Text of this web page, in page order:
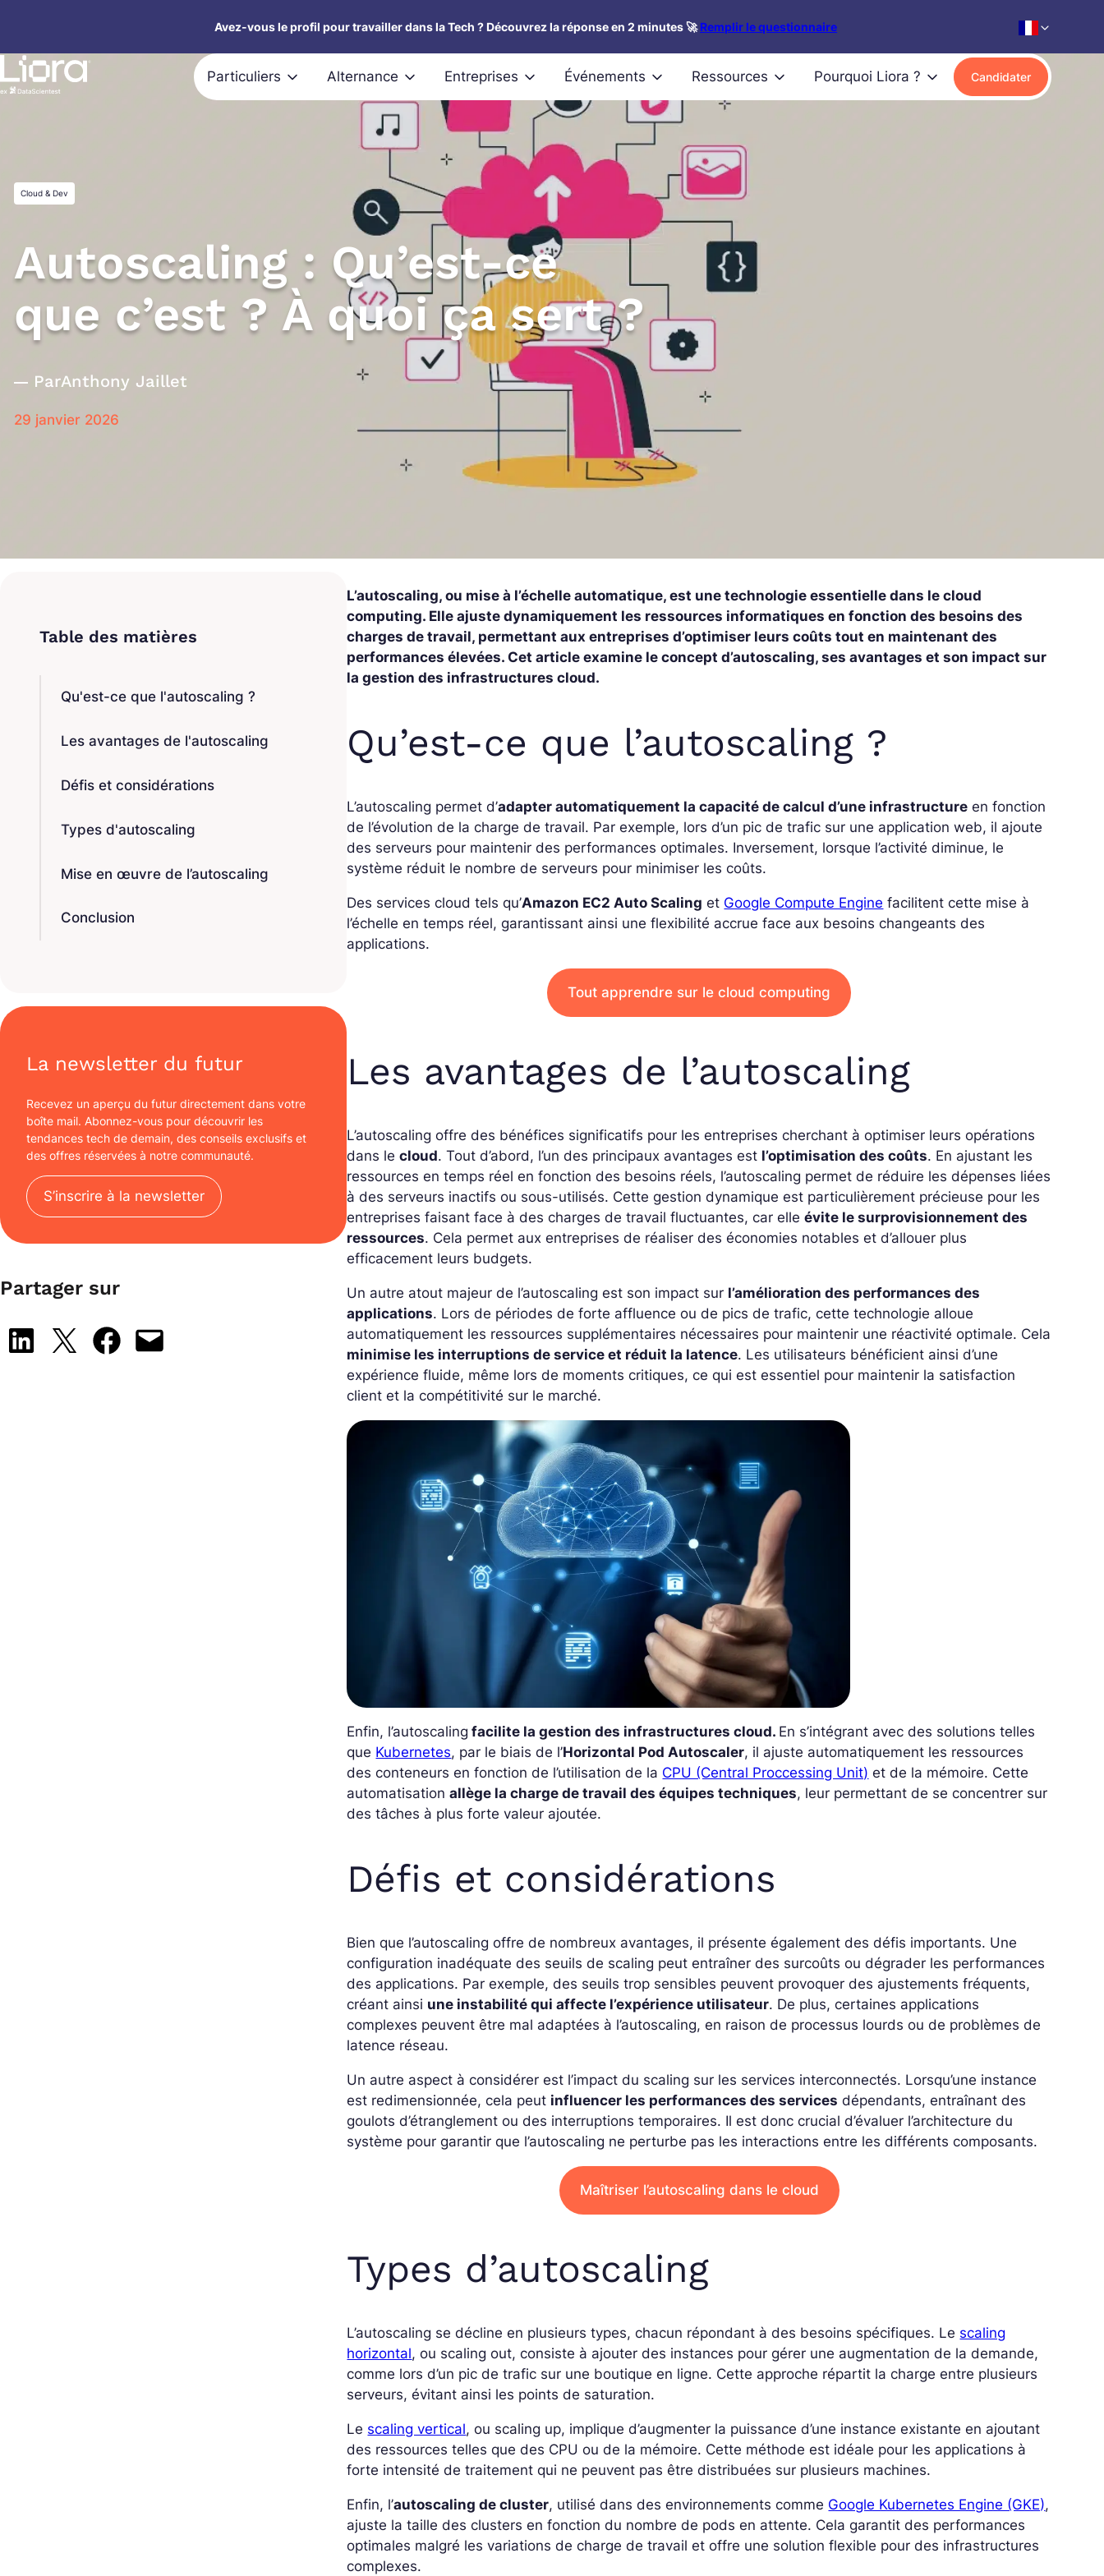
contenu
Avez-vous le profil pour travailler dans la Tech ? Découvrez la réponse en 2 minutes 🚀Remplir le questionnaire
Particuliers Alternance Entreprises Événements Ressources Pourquoi Liora ? Candidater
Cloud & Dev
Autoscaling : Qu’est-ce
que c’est ? À quoi ça sert ?
ParAnthony Jaillet
29 janvier 2026
Qu'est-ce que l'autoscaling ?
Les avantages de l'autoscaling
Défis et considérations
Types d'autoscaling
Mise en œuvre de l’autoscaling
Conclusion
La newsletter du futur
Recevez un aperçu du futur directement dans votre
boîte mail. Abonnez-vous pour découvrir les
tendances tech de demain, des conseils exclusifs et
des offres réservées à notre communauté.
S’inscrire à la newsletter
Partager sur
Share on LinkedIn
Share on X Share on Facebook
Email this Page
L’autoscaling, ou mise à l’échelle automatique, est une technologie essentielle dans le cloud
computing. Elle ajuste dynamiquement les ressources informatiques en fonction des besoins des
charges de travail, permettant aux entreprises d’optimiser leurs coûts tout en maintenant des
performances élevées. Cet article examine le concept d’autoscaling, ses avantages et son impact sur
la gestion des infrastructures cloud.
Qu’est-ce que l’autoscaling ?
L’autoscaling permet d’adapter automatiquement la capacité de calcul d’une infrastructure en fonction
de l’évolution de la charge de travail. Par exemple, lors d’un pic de trafic sur une application web, il ajoute
des serveurs pour maintenir des performances optimales. Inversement, lorsque l’activité diminue, le
système réduit le nombre de serveurs pour minimiser les coûts.
Des services cloud tels qu’Amazon EC2 Auto Scaling et Google Compute Engine facilitent cette mise à
l’échelle en temps réel, garantissant ainsi une flexibilité accrue face aux besoins changeants des
applications.
Tout apprendre sur le cloud computing
Les avantages de l’autoscaling
L’autoscaling offre des bénéfices significatifs pour les entreprises cherchant à optimiser leurs opérations
dans lecloud. Tout d’abord, l’un des principaux avantages est l’optimisation des coûts. En ajustant les
ressources en temps réel en fonction des besoins réels, l’autoscaling permet de réduire les dépenses liées
à des serveurs inactifs ou sous-utilisés. Cette gestion dynamique est particulièrement précieuse pour les
entreprises faisant face à des charges de travail fluctuantes, car elleévite le surprovisionnement des
ressources. Cela permet aux entreprises de réaliser des économies notables et d’allouer plus
efficacement leurs budgets.
Un autre atout majeur de l’autoscaling est son impact sur l’amélioration des performances des
applications. Lors de périodes de forte affluence ou de pics de trafic, cette technologie alloue
automatiquement les ressources supplémentaires nécessaires pour maintenir une réactivité optimale. Cela
minimise les interruptions de service et réduit la latence. Les utilisateurs bénéficient ainsi d’une
expérience fluide, même lors de moments critiques, ce qui est essentiel pour maintenir la satisfaction
client et la compétitivité sur le marché.
Enfin, l’autoscaling facilite la gestion des infrastructures cloud. En s’intégrant avec des solutions telles
que Kubernetes, par le biais de l’Horizontal Pod Autoscaler, il ajuste automatiquement les ressources
des conteneurs en fonction de l’utilisation de la CPU (Central Proccessing Unit) et de la mémoire. Cette
automatisationallège la charge de travail des équipes techniques, leur permettant de se concentrer sur
des tâches à plus forte valeur ajoutée.
Défis et considérations
Bien que l’autoscaling offre de nombreux avantages, il présente également des défis importants. Une
configuration inadéquate des seuils de scaling peut entraîner des surcoûts ou dégrader les performances
des applications. Par exemple, des seuils trop sensibles peuvent provoquer des ajustements fréquents,
créant ainsi une instabilité qui affecte l’expérience utilisateur. De plus, certaines applications
complexes peuvent être mal adaptées à l’autoscaling, en raison de processus lourds ou de problèmes de
latence réseau.
Un autre aspect à considérer est l’impact du scaling sur les services interconnectés. Lorsqu’une instance
est redimensionnée, cela peut influencer les performances des services dépendants, entraînant des
goulots d’étranglement ou des interruptions temporaires. Il est donc crucial d’évaluer l’architecture du
système pour garantir que l’autoscaling ne perturbe pas les interactions entre les différents composants.
Maîtriser l’autoscaling dans le cloud
Types d’autoscaling
L’autoscaling se décline en plusieurs types, chacun répondant à des besoins spécifiques. Le scaling
horizontal, ou scaling out, consiste à ajouter des instances pour gérer une augmentation de la demande,
comme lors d’un pic de trafic sur une boutique en ligne. Cette approche répartit la charge entre plusieurs
serveurs, évitant ainsi les points de saturation.
Le scaling vertical, ou scaling up, implique d’augmenter la puissance d’une instance existante en ajoutant
des ressources telles que des CPU ou de la mémoire. Cette méthode est idéale pour les applications à
forte intensité de traitement qui ne peuvent pas être distribuées sur plusieurs machines.
Enfin, l’autoscaling de cluster, utilisé dans des environnements comme Google Kubernetes Engine (GKE),
ajuste la taille des clusters en fonction du nombre de pods en attente. Cela garantit des performances
optimales malgré les variations de charge de travail et offre une solution flexible pour des infrastructures
complexes.